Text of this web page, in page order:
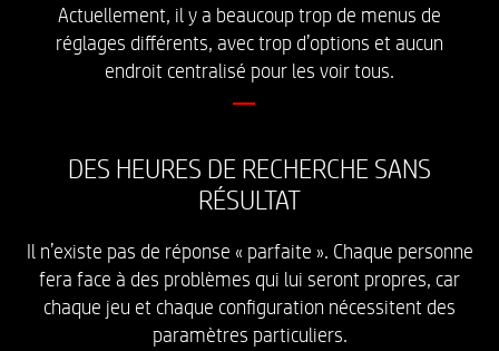
Actuellement, il y a beaucoup trop de menus de
réglages différents, avec trop d’options et aucun
endroit centralisé pour les voir tous.
DES HEURES DE RECHERCHE SANS
RÉSULTAT
Il n’existe pas de réponse « parfaite ». Chaque personne
fera face à des problèmes qui lui seront propres, car
chaque jeu et chaque configuration nécessitent des
paramètres particuliers.